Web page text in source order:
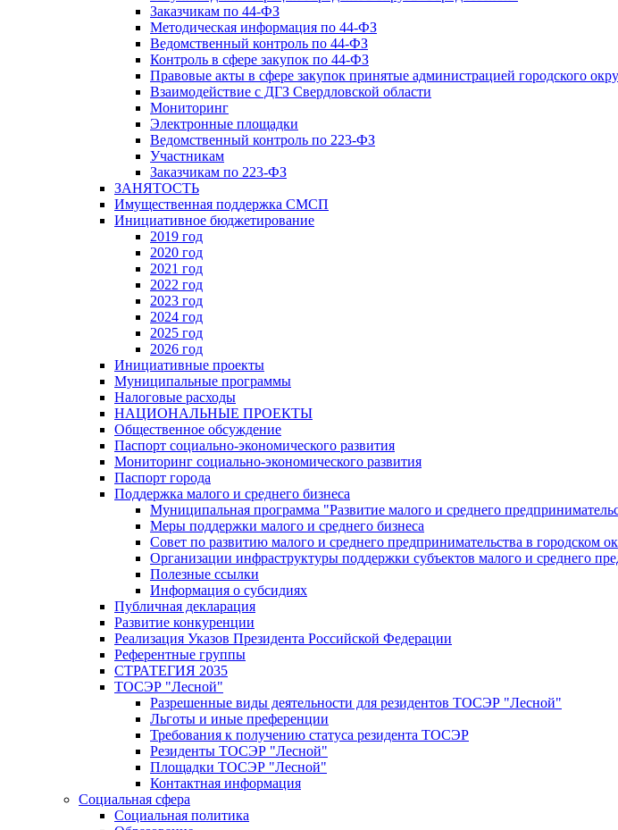
Заказчикам по 44-ФЗ
Методическая информация по 44-ФЗ
Ведомственный контроль по 44-ФЗ
Контроль в сфере закупок по 44-ФЗ
Правовые акты в сфере закупок принятые администрацией городского
Взаимодействие с ДГЗ Свердловской области
Мониторинг
Электронные площадки
Ведомственный контроль по 223-ФЗ
Участникам
Заказчикам по 223-ФЗ
ЗАНЯТОСТЬ
Имущественная поддержка СМСП
Инициативное бюджетирование
2019 год
2020 год
2021 год
2022 год
2023 год
2024 год
2025 год
2026 год
Инициативные проекты
Муниципальные программы
Налоговые расходы
НАЦИОНАЛЬНЫЕ ПРОЕКТЫ
Общественное обсуждение
Паспорт социально-экономического развития
Мониторинг социально-экономического развития
Паспорт города
Поддержка малого и среднего бизнеса
Муниципальная программа "Развитие малого и среднего
Меры поддержки малого и среднего бизнеса
Совет по развитию малого и среднего предпринимательства в городском
Организации инфраструктуры поддержки субъектов малого и среднего
Полезные ссылки
Информация о субсидиях
Публичная декларация
Развитие конкуренции
Реализация Указов Президента Российской Федерации
Референтные группы
СТРАТЕГИЯ 2035
ТОСЭР "Лесной"
Разрешенные виды деятельности для резидентов ТОСЭР "Лесной"
Льготы и иные преференции
Требования к получению статуса резидента ТОСЭР
Резиденты ТОСЭР "Лесной"
Площадки ТОСЭР "Лесной"
Контактная информация
Социальная сфера
Социальная политика